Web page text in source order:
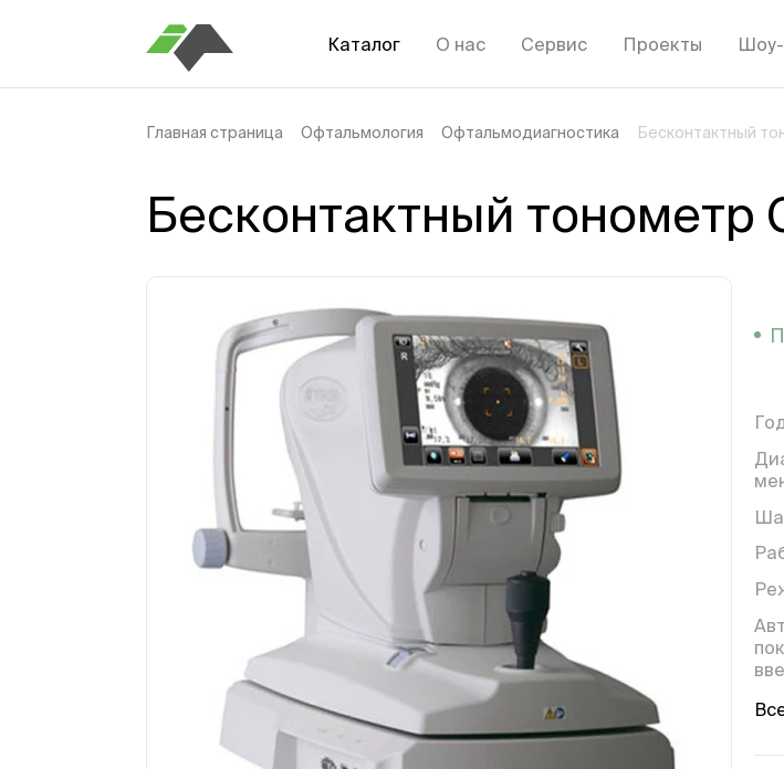
Каталог О нас Сервис Проекты
Главная страница Офтальмология Офтальмодиагностика Бесконтактный
Бесконтактный тонометр